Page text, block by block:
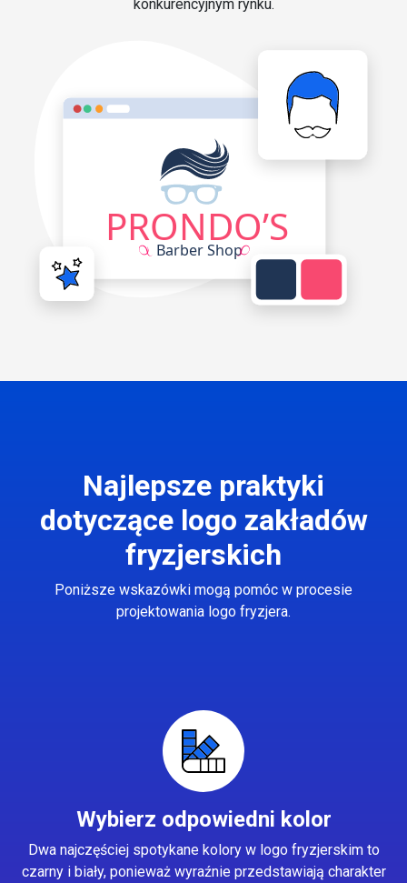
konkurencyjnym rynku.
Najlepsze praktyki
dotyczące logo zakładów
fryzjerskich
Poniższe wskazówki mogą pomóc w procesie
projektowania logo fryzjera.
Wybierz odpowiedni kolor
Dwa najczęściej spotykane kolory w logo fryzjerskim to
czarny i biały, ponieważ wyraźnie przedstawiają charakter